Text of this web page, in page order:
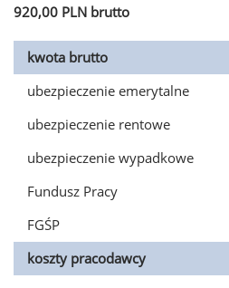
920,00 PLN brutto
kwota brutto
ubezpieczenie emerytalne
ubezpieczenie rentowe
ubezpieczenie wypadkowe
Fundusz Pracy
FGŚP
koszty pracodawcy